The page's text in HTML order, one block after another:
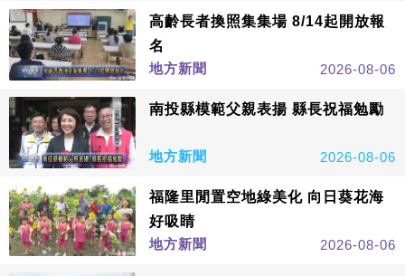
高齡長者換照集集場 8/14起開放報
名
地方新聞
2026-08-06
南投縣模範父親表揚 縣長祝福勉勵
地方新聞 2026-08-06
福隆里閒置空地綠美化 向日葵花海
好吸睛
地方新聞
2026-08-06